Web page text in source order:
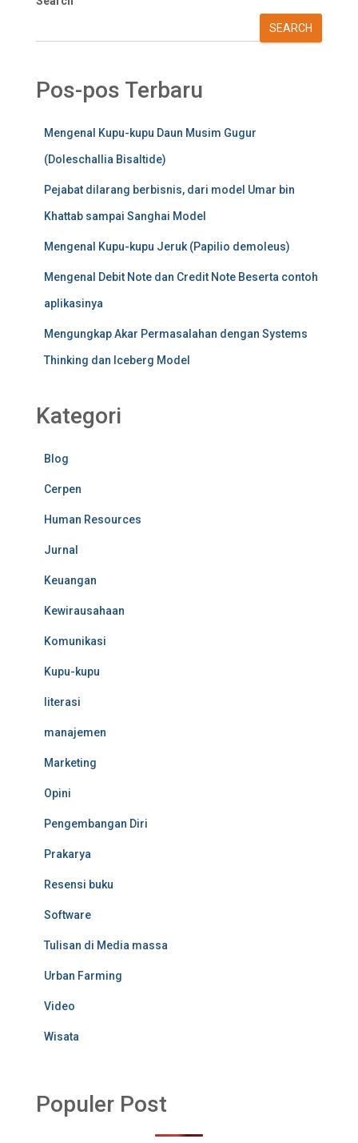
SEARCH
Pos-pos Terbaru
Mengenal Kupu-kupu Daun Musim Gugur
(Doleschallia Bisaltide)
Pejabat dilarang berbisnis, dari model Umar bin
Khattab sampai Sanghai Model
Mengenal Kupu-kupu Jeruk (Papilio demoleus)
Mengenal Debit Note dan Credit Note Beserta contoh
aplikasinya
Mengungkap Akar Permasalahan dengan Systems
Thinking dan Iceberg Model
Kategori
Blog
Cerpen
Human Resources
Jurnal
Keuangan
Kewirausahaan
Komunikasi
Kupu-kupu
literasi
manajemen
Marketing
Opini
Pengembangan Diri
Prakarya
Resensi buku
Software
Tulisan di Media massa
Urban Farming
Video
Wisata
Populer Post